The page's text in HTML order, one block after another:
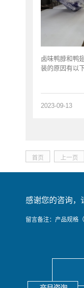
卤味鸭脖和鸭
装的原因有以
2023-09-13
首页 上一页
感谢您的咨询，
留言备注：产品规格